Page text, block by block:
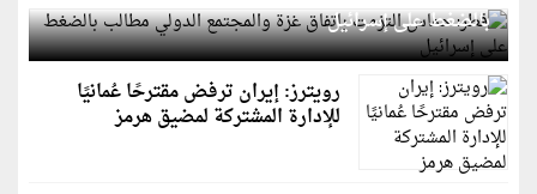
بالضغط على إسرائيل
رويترز: إيران ترفض مقترحًا عُمانيًا
للإدارة المشتركة لمضيق هرمز